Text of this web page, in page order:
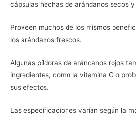
cápsulas hechas de arándanos secos
Proveen muchos de los mismos
los arándanos frescos.
Algunas píldoras de arándanos rojos
ingredientes, como la vitamina C o
sus efectos.
Las especificaciones varían según la